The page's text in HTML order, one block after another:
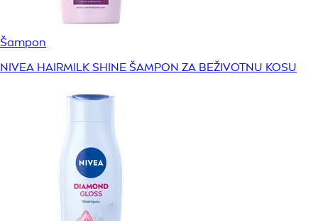
Šampon
NIVEA HAIRMILK SHINE ŠAMPON ZA BEŽIVOTNU KOSU